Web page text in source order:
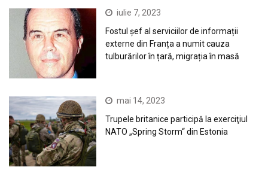
iulie 7, 2023
Fostul șef al serviciilor de informații
externe din Franța a numit cauza
tulburărilor în țară, migrația în masă
mai 14, 2023
Trupele britanice participă la exerciţiul
NATO „Spring Storm“ din Estonia